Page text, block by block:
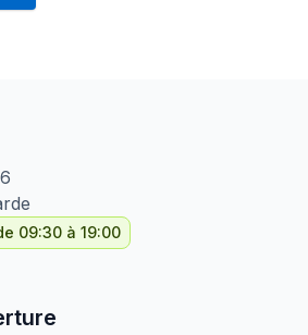
09:30 à 19:00